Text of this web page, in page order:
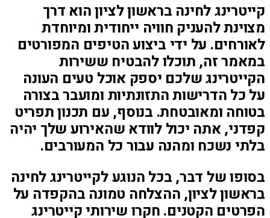
קייטרינג לחינה בראשון לציון הוא דרך
מצוינת להעניק חוויה ייחודית ומיוחדת
לאורחים. על ידי ביצוע הטיפים המפורטים
במאמר זה, תוכלו להבטיח ששירות
הקייטרינג שלכם יספק אוכל טעים העונה
על כל הדרישות התזונתיות ומועבר בצורה
בטוחה ומאובטחת. בנוסף, עם תכנון תפריט
קפדני, אתה יכול לוודא שהאירוע שלך יהיה
בלתי נשכח ומהנה עבור כל המעורבים.
בסופו של דבר, בכל הנוגע לקייטרינג לחינה
בראשון לציון, ההצלחה טמונה בהקפדה על
הפרטים הקטנים. חקרו שירותי קייטרינג